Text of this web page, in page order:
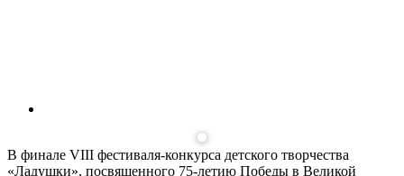
В финале VIII фестиваля-конкурса детского творчества
«Ладушки», посвященного 75-летию Победы в Великой